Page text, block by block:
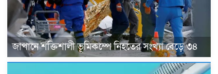
জাপানে শক্তিশালী ভূমিকম্পে নিহতের সংখ্যা বেড়ে ৩৪